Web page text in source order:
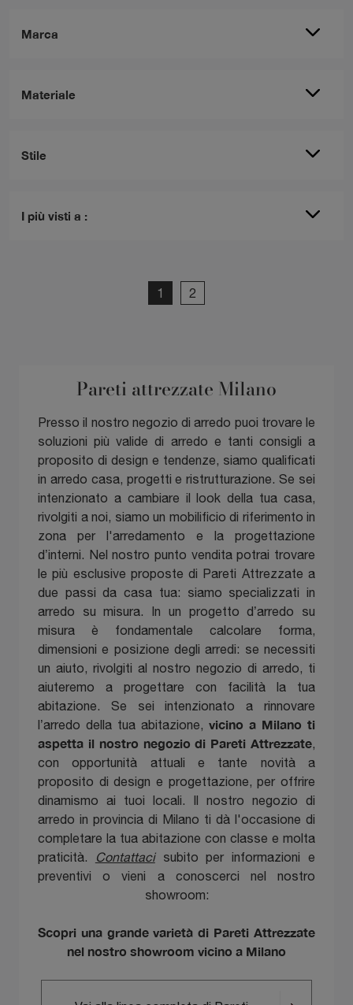
Marca
Materiale
Stile
I più visti a :
1 2
Pareti attrezzate Milano
Presso il nostro negozio di arredo puoi trovare le
soluzioni più valide di arredo e tanti consigli a
proposito di design e tendenze, siamo qualificati
in arredo casa, progetti e ristrutturazione. Se sei
intenzionato a cambiare il look della tua casa,
rivolgiti a noi, siamo un mobilificio di riferimento in
zona per l'arredamento e la progettazione
d’interni. Nel nostro punto vendita potrai trovare
le più esclusive proposte di Pareti Attrezzate a
due passi da casa tua: siamo specializzati in
arredo su misura. In un progetto d’arredo su
misura è fondamentale calcolare forma,
dimensioni e posizione degli arredi: se necessiti
un aiuto, rivolgiti al nostro negozio di arredo, ti
aiuteremo a progettare con facilità la tua
abitazione. Se sei intenzionato a rinnovare
l’arredo della tua abitazione, vicino a Milano ti
aspetta il nostro negozio di Pareti Attrezzate,
con opportunità attuali e tante novità a
proposito di design e progettazione, per offrire
dinamismo ai tuoi locali. Il nostro negozio di
arredo in provincia di Milano ti dà l'occasione di
completare la tua abitazione con classe e molta
praticità.
Contattacisubito per informazioni e
preventivi o vieni a conoscerci nel nostro
showroom:
Scopri una grande varietà di Pareti Attrezzate
nel nostro showroom vicino a Milano